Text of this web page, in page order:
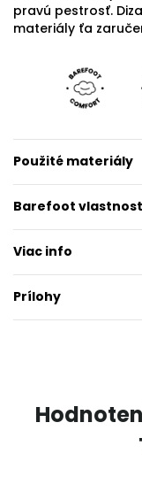
pravú pestrosť.
materiály ťa
Použité materiály
Barefoot
Viac info
Prílohy